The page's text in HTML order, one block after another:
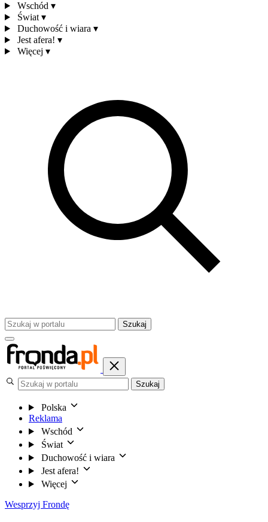
Wschód ▾
Świat ▾
Duchowość i wiara ▾
Jest afera! ▾
Więcej ▾
Szukaj
Szukaj
Polska
Reklama
Wschód
Świat
Duchowość i wiara
Jest afera!
Więcej
Wesprzyj Frondę